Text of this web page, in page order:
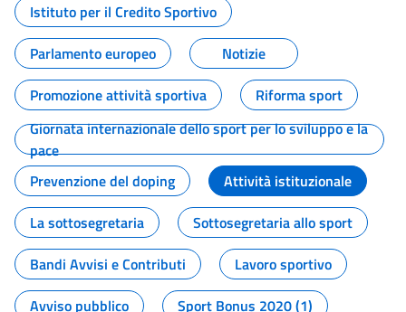
Istituto per il Credito Sportivo
Parlamento europeo
Notizie
Promozione attività sportiva
Riforma sport
Giornata internazionale dello sport per lo sviluppo e la
pace
Prevenzione del doping
Attività istituzionale
La sottosegretaria
Sottosegretaria allo sport
Bandi Avvisi e Contributi
Lavoro sportivo
Avviso pubblico
Sport Bonus 2020 (1)